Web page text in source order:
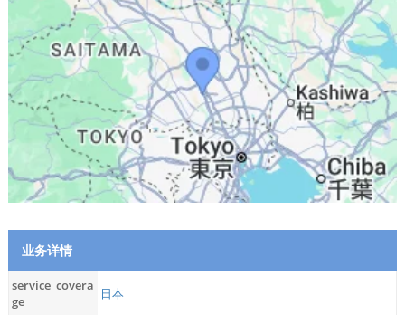
业务详情
service_covera
ge
日本